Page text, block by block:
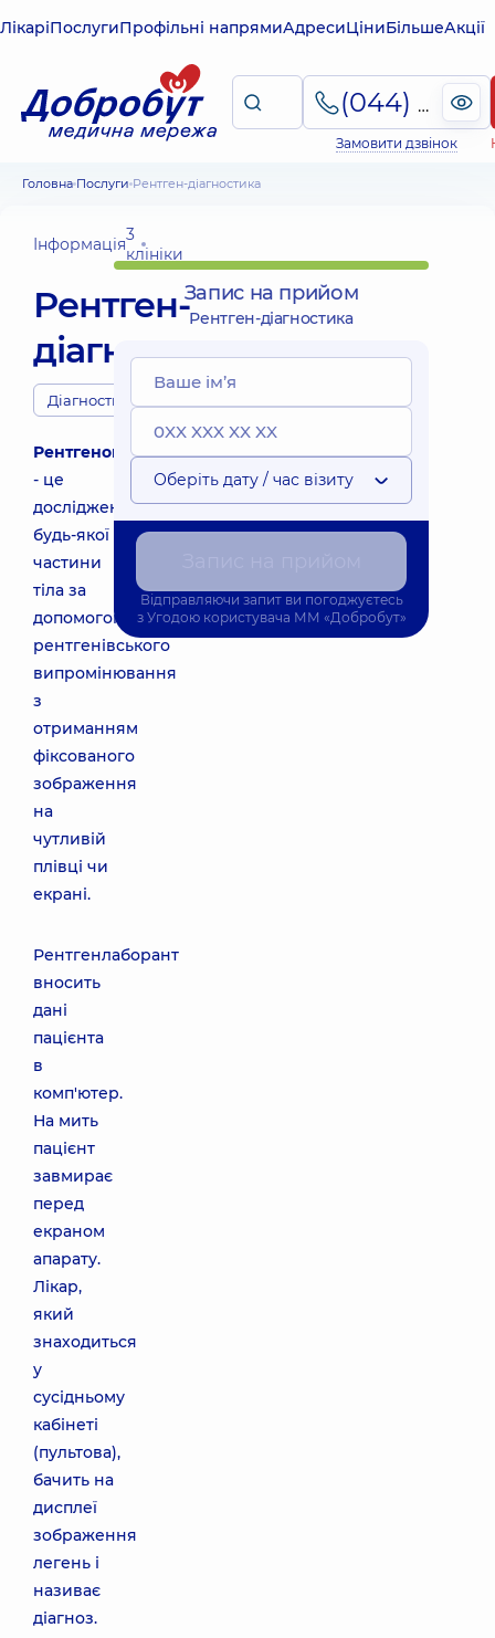
ЛікаріПослугиПрофільні напрямиАдресиЦіниБільшеАкції
(044) 495-2-888
Замовити дзвінок
Головна Послуги Рентген-діагностика
Інформація3
клініки
Рентген-
діагностика
Діагности
Рентгенографія
- це
дослідження
будь-якої
частини
тіла за
допомогою
рентгенівського
випромінювання
з
отриманням
фіксованого
зображення
на
чутливій
плівці чи
екрані.
Рентгенлаборант
вносить
дані
пацієнта
в
комп'ютер.
На мить
пацієнт
завмирає
перед
екраном
апарату.
Лікар,
який
знаходиться
у
сусідньому
кабінеті
(пультова),
бачить на
дисплеї
зображення
легень і
називає
діагноз.
Запис на прийом
Рентген-діагностика
Оберіть дату / час візиту
Відправляючи запит ви погоджуєтесь
з Угодою користувача ММ «Добробут»